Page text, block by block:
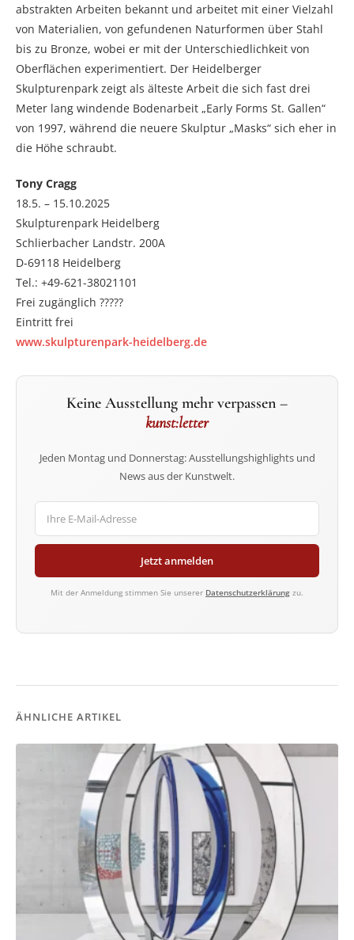
abstrakten Arbeiten bekannt und arbeitet mit einer Vielzahl
von Materialien, von gefundenen Naturformen über Stahl
bis zu Bronze, wobei er mit der Unterschiedlichkeit von
Oberflächen experimentiert. Der Heidelberger
Skulpturenpark zeigt als älteste Arbeit die sich fast drei
Meter lang windende Bodenarbeit „Early Forms St. Gallen“
von 1997, während die neuere Skulptur „Masks“ sich eher in
die Höhe schraubt.
Tony Cragg
18.5. – 15.10.2025
Skulpturenpark Heidelberg
Schlierbacher Landstr. 200A
D-69118 Heidelberg
Tel.: +49-621-38021101
Frei zugänglich ?????
Eintritt frei
www.skulpturenpark-heidelberg.de
Keine Ausstellung mehr verpassen –
kunst:letter
Jeden Montag und Donnerstag: Ausstellungshighlights und
News aus der Kunstwelt.
Jetzt anmelden
Mit der Anmeldung stimmen Sie unserer Datenschutzerklärung zu.
ÄHNLICHE ARTIKEL